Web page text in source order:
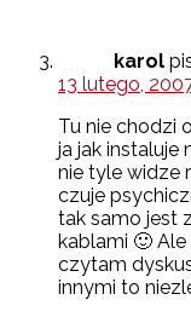
karol
13 lutego,
Tu nie chodzi
ja jak instaluje
nie tyle widze
czuje
tak samo jest
kablami 🙂
czytam
innymi to